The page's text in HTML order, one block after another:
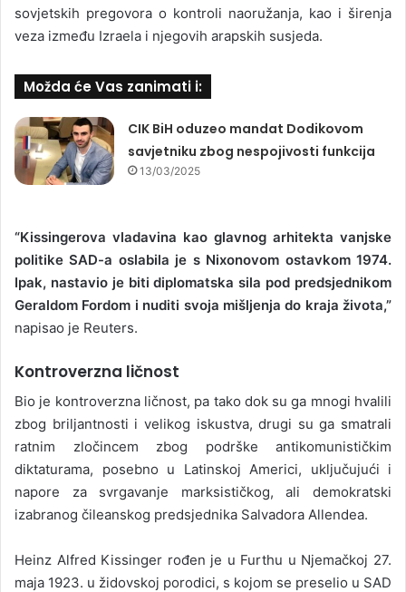
sovjetskih pregovora o kontroli naoružanja, kao i širenja
veza između Izraela i njegovih arapskih susjeda.
Možda će Vas zanimati i:
CIK BiH oduzeo mandat Dodikovom
savjetniku zbog nespojivosti funkcija
13/03/2025
“Kissingerova vladavina kao glavnog arhitekta vanjske
politike SAD-a oslabila je s Nixonovom ostavkom 1974.
Ipak, nastavio je biti diplomatska sila pod predsjednikom
Geraldom Fordom i nuditi svoja mišljenja do kraja života,”
napisao je Reuters.
Kontroverzna ličnost
Bio je kontroverzna ličnost, pa tako dok su ga mnogi hvalili
zbog briljantnosti i velikog iskustva, drugi su ga smatrali
ratnim zločincem zbog podrške antikomunističkim
diktaturama, posebno u Latinskoj Americi, uključujući i
napore za svrgavanje marksističkog, ali demokratski
izabranog čileanskog predsjednika Salvadora Allendea.
Heinz Alfred Kissinger rođen je u Furthu u Njemačkoj 27.
maja 1923. u židovskoj porodici, s kojom se preselio u SAD